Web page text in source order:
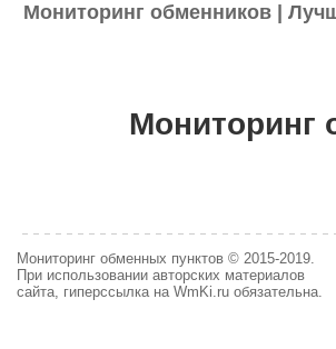
Мониторинг обменников |
Мониторинг
Мониторинг обменных пунктов © 2015-2019.
При использовании авторских материалов
сайта, гиперссылка на WmKi.ru обязательна.